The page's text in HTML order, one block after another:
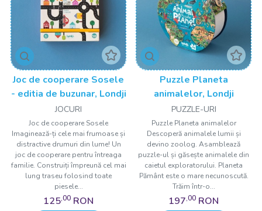
Joc de cooperare Sosele
- editia de buzunar, Londji
JOCURI
Joc de cooperare Sosele
Imaginează-ți cele mai frumoase și
distractive drumuri din lume! Un
joc de cooperare pentru întreaga
familie. Construiți împreună cel mai
lung traseu folosind toate
piesele...
125,00 RON
Puzzle Planeta
animalelor, Londji
PUZZLE-URI
Puzzle Planeta animalelor
Descoperă animalele lumii și
devino zoolog. Asamblează
puzzle-ul și găsește animalele din
caietul exploratorului. Planeta
Pământ este o mare necunoscută.
Trăim într-o...
197,00 RON